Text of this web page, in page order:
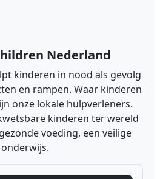
Nederland
kinderen in nood als gevolg
en rampen. Waar kinderen
onze lokale hulpverleners.
kinderen ter wereld
voeding, een veilige